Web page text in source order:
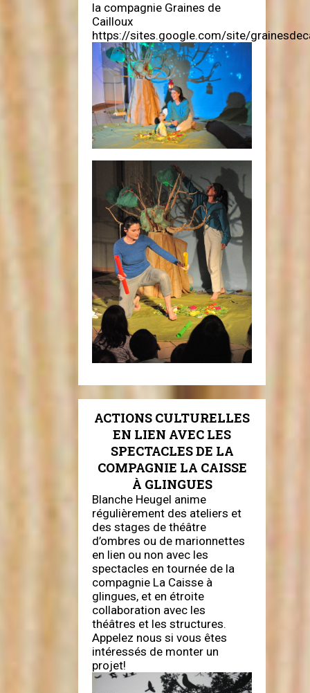
la compagnie Graines de
Cailloux
https://sites.google.com/site/
ACTIONS CULTURELLES
EN LIEN AVEC LES
SPECTACLES DE LA
COMPAGNIE LA CAISSE
À GLINGUES
Blanche Heugel anime
régulièrement des ateliers et
des stages de théâtre
d’ombres ou de marionnettes
en lien ou non avec les
spectacles en tournée de la
compagnie La Caisse à
glingues, et en étroite
collaboration avec les
théâtres et les structures.
Appelez nous si vous êtes
intéressés de monter un
projet!